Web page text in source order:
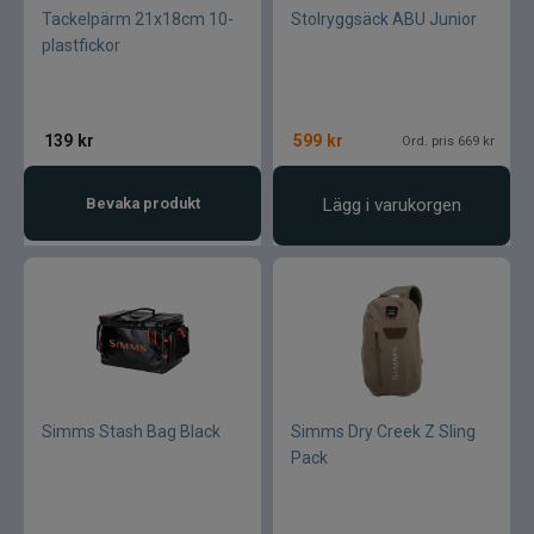
Tackelpärm 21x18cm 10-
plastfickor
139 kr
Bevaka produkt
Stolryggsäck ABU Junior
599 kr Ord. pris 669 kr
Lägg i varukorgen
Simms Stash Bag Black
Simms Dry Creek Z Sling
Pack